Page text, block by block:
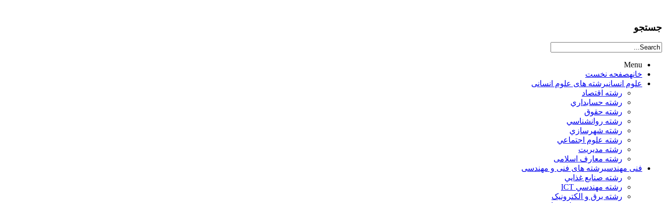
جستجو
Menu
خانهصفحه نخست
علوم انسانيرشته های علوم انسانی
رشته اقتصاد
رشته حسابداري
رشته حقوق
رشته روانشناسي
رشته شهرسازي
رشته علوم اجتماعي
رشته مديريت
رشته معارف اسلامی
فنی مهندسیرشته های فنی و مهندسی
رشته صنايع غذايي
رشته مهندسي ICT
رشته برق و الکترونيک